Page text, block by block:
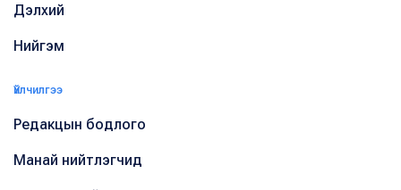
Дэлхий
Нийгэм
Үйлчилгээ
Редакцын бодлого
Манай нийтлэгчид